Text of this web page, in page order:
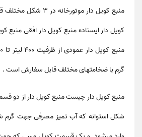
منبع کویل دار
کویل دار ایستاده منبع کویل دار افقی منبع
گرم با ضخامتهای مختلف قابل سفارش است .
منبع کویل دار چیست منبع کویل دار از دو
شکل استوانه که آب تمیز مصرفی جهت گرم